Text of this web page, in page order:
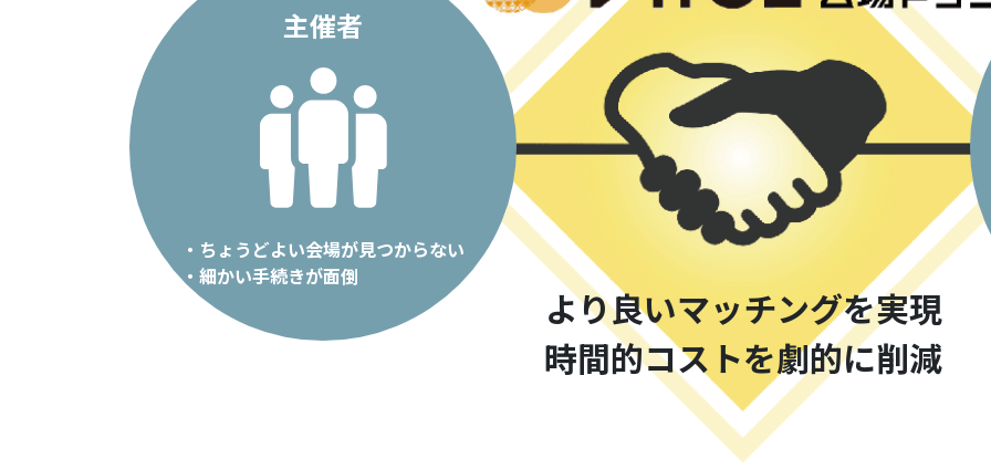
より良いマッチングを実現
時間的コストを劇的に削減
主催者
・ちょうどよい会場が見つからない
・細かい手続きが面倒